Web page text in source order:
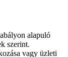
alapuló
szerint.
vagy üzleti